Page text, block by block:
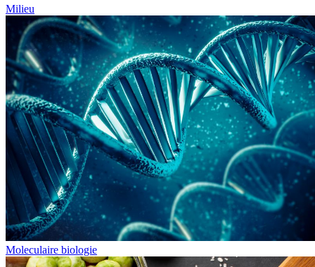
Milieu
Moleculaire biologie